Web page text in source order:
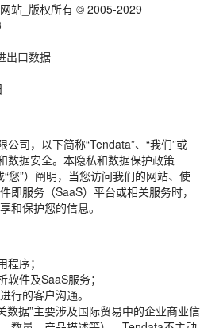
站_版权所有 © 2005-2029
出口数据
司，以下简称“Tendata”、“我们”或
数据安全。本隐私和数据保护政策
“您”）阐明，当您访问我们的网站、使
即服务（SaaS）平台或相关服务时，
和保护您的信息。
序；
件及SaaS服务；
行的客户沟通。
数据”主要涉及国际贸易中的企业商业信